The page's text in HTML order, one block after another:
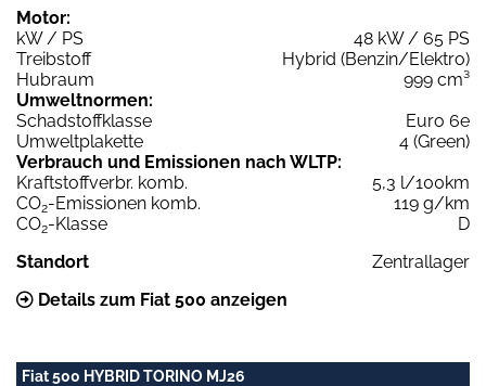
Motor:
kW / PS
48 kW / 65 PS
Treibstoff
Hybrid (Benzin/Elektro)
Hubraum
999 cm³
Umweltnormen:
Schadstoffklasse
Euro 6e
Umweltplakette
4 (Green)
Verbrauch und Emissionen nach WLTP:
Kraftstoffverbr. komb.
5,3 l/100km
CO2-Emissionen komb.
119 g/km
CO2-Klasse
D
Standort
Zentrallager
Details zum Fiat 500 anzeigen
Fiat 500 HYBRID TORINO MJ26